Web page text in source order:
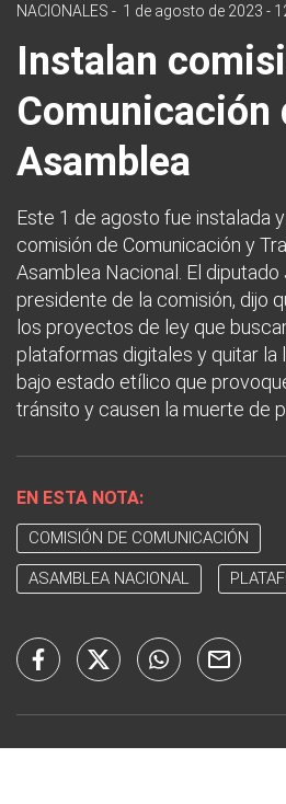
NACIONALES - 1 de agosto de 2023 -
Instalan
Comunicación
Asamblea
Este 1 de agosto fue instalada
comisión de Comunicación y
Asamblea Nacional. El diputado
presidente de la comisión, dijo
los proyectos de ley que
plataformas digitales y quitar
bajo estado etílico que
tránsito y causen la muerte de
EN ESTA NOTA:
COMISIÓN DE COMUNICACIÓN
ASAMBLEA NACIONAL